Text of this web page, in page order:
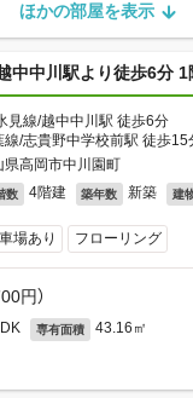
ほかの部屋を表示
中中川駅より徒歩6分
見線/越中中川駅 徒歩6分
線/志貴野中学校前駅 徒歩15
県高岡市中川園町
数 4階建 築年数 新築 建
場あり フローリング
円）
専有面積 43.16㎡